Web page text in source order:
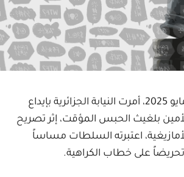
في الأول من أيار/مايو 2025، أمرت النيابة الجزائرية بإيداع
بلغيث الحبس المؤقت، إثر تصريح
اعتبرته السلطات مساساً
على خطاب الكراهية.